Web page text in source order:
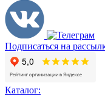
Подписаться на
Каталог: